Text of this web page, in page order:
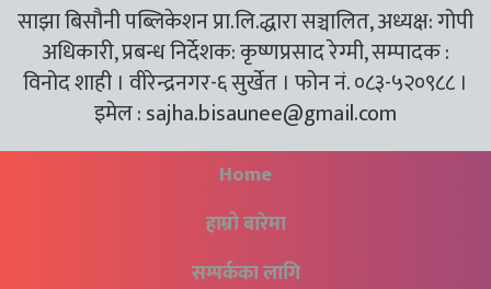
साझा बिसौनी पब्लिकेशन प्रा.लि.द्धारा सञ्चालित, अध्यक्ष: गोपी
अधिकारी, प्रबन्ध निर्देशक: कृष्णप्रसाद रेग्मी, सम्पादक :
विनोद शाही । वीरेन्द्रनगर-६ सुर्खेत । फोन नं. ०८३-५२०९८८ ।
इमेल :sajha.bisaunee@gmail.com
Home
हाम्रो बारेमा
सम्पर्कका लागि